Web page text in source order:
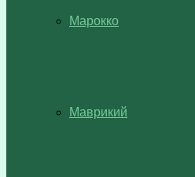
Марокко
Маврикий